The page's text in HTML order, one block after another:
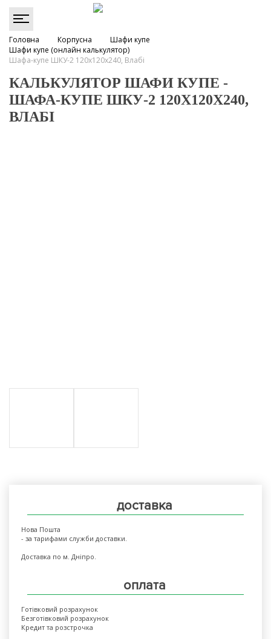
Головна Корпусна
Шафи купе
Шафи купе (онлайн калькулятор)
Шафа-купе ШКУ-2 120х120х240, Влабі
КАЛЬКУЛЯТОР ШАФИ КУПЕ -
ШАФА-КУПЕ ШКУ-2 120Х120Х240,
ВЛАБІ
доставка
Нова Пошта
- за тарифами служби доставки.
Доставка по м. Дніпро.
оплата
Готівковий розрахунок
Безготівковий розрахунок
Кредит та розстрочка